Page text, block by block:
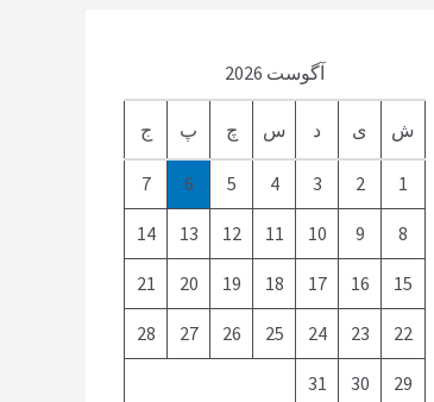
آگوست 2026
ش ی د س چ پ ج
1
2
3
4
5
6
7
8
9
10
11
12
13
14
15
16
17
18
19
20
21
22
23
24
25
26
27
28
29
30
31